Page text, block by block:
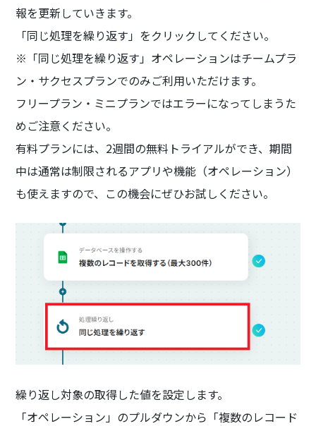
報を更新していきます。
「同じ処理を繰り返す」をクリックしてください。
※「同じ処理を繰り返す」オペレーションはチームプラ
ン・サクセスプランでのみご利用いただけます。
フリープラン・ミニプランではエラーになってしまうた
めご注意ください。
有料プランには、2週間の無料トライアルができ、期間
中は通常は制限されるアプリや機能（オペレーション）
も使えますので、この機会にぜひお試しください。
繰り返し対象の取得した値を設定します。
「オペレーション」のプルダウンから「複数のレコード